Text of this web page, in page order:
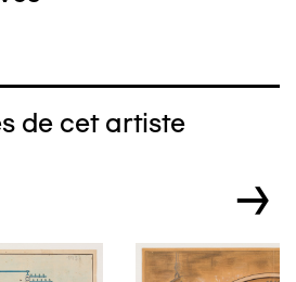
de cet artiste
→